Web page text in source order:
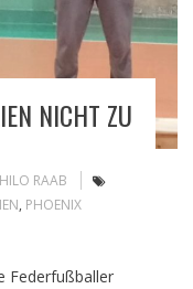
NICHT ZU
RAAB
, PHOENIX
Federfußballer